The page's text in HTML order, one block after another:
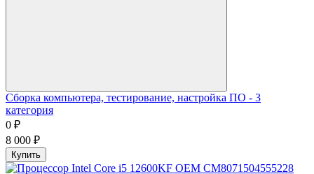
Сборка компьютера, тестирование, настройка ПО - 3
категория
0 ₽
8 000 ₽
Купить